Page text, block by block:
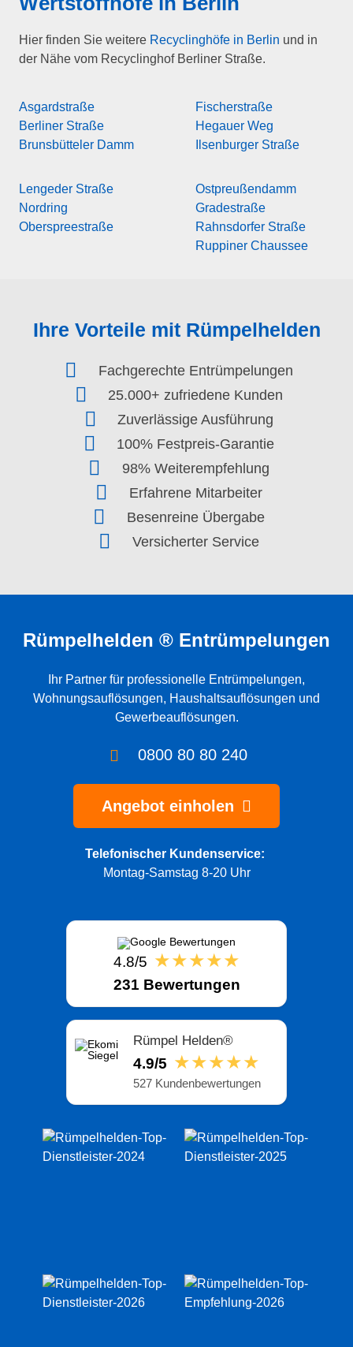
Hier finden Sie weitere Recyclinghöfe in Berlin und in
der Nähe vom Recyclinghof Berliner Straße.
Asgardstraße
Berliner Straße
Brunsbütteler Damm
Fischerstraße
Hegauer Weg
Ilsenburger Straße
Lengeder Straße
Nordring
Oberspreestraße
Ostpreußendamm
Gradestraße
Rahnsdorfer Straße
Ruppiner Chaussee
Ihre Vorteile mit Rümpelhelden
Fachgerechte Entrümpelungen
25.000+ zufriedene Kunden
Zuverlässige Ausführung
100% Festpreis-Garantie
98% Weiterempfehlung
Erfahrene Mitarbeiter
Besenreine Übergabe
Versicherter Service
Rümpelhelden ® Entrümpelungen
Ihr Partner für professionelle Entrümpelungen,
Wohnungsauflösungen, Haushaltsauflösungen und
Gewerbeauflösungen.
0800 80 80 240
Angebot einholen
Telefonischer Kundenservice:
Montag-Samstag 8-20 Uhr
4.8/5 ★★★★★
231 Bewertungen
Rümpel Helden®
4.9/5 ★★★★★
527 Kundenbewertungen